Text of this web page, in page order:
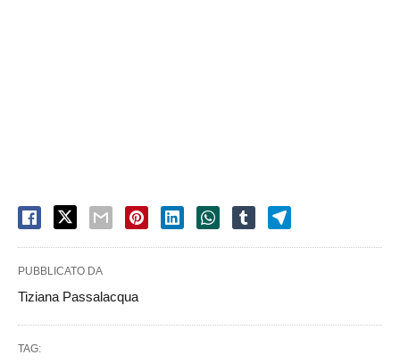
PUBBLICATO DA
Tiziana Passalacqua
TAG: